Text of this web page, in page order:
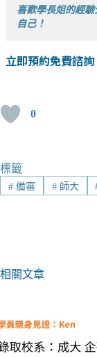
喜歡學長姐的經
自己！
立即預約免費諮詢
0
標籤
#備審 #師大
相關文章